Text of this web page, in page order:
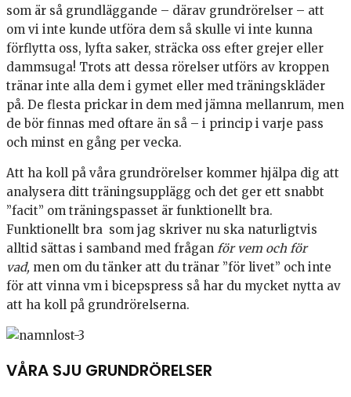
som är så grundläggande – därav grundrörelser – att
om vi inte kunde utföra dem så skulle vi inte kunna
förflytta oss, lyfta saker, sträcka oss efter grejer eller
dammsuga! Trots att dessa rörelser utförs av kroppen
tränar inte alla dem i gymet eller med träningskläder
på. De flesta prickar in dem med jämna mellanrum, men
de bör finnas med oftare än så – i princip i varje pass
och minst en gång per vecka.
Att ha koll på våra grundrörelser kommer hjälpa dig att
analysera ditt träningsupplägg och det ger ett snabbt
”facit” om träningspasset är funktionellt bra.
Funktionellt bra som jag skriver nu ska naturligtvis
alltid sättas i samband med frågan för vem och för
vad, men om du tänker att du tränar ”för livet” och inte
för att vinna vm i bicepspress så har du mycket nytta av
att ha koll på grundrörelserna.
VÅRA SJU GRUNDRÖRELSER